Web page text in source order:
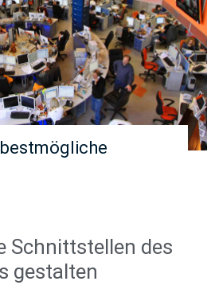
Schnittstellen des
gestalten